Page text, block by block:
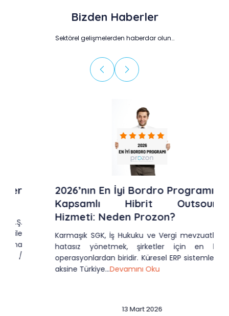
Bizden Haberler
Sektörel gelişmelerden haberdar olun…
2026’nın En İyi Bordro Programı ve
Kapsamlı Hibrit Outsource
Hizmeti: Neden Prozon?
Karmaşık SGK, İş Hukuku ve Vergi mevzuatlarını
hatasız yönetmek, şirketler için en kritik
operasyonlardan biridir. Küresel ERP sistemlerinin
aksine Türkiye...Devamını Oku
13 Mart 2026